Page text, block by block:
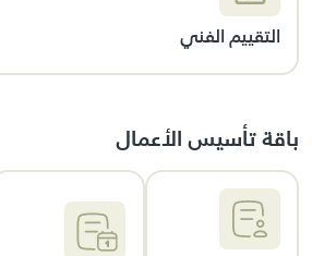
التقييم الفني
باقة تأسيس الأعمال